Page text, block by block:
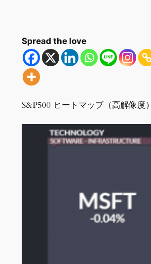
Spread the love
S&P500 ヒートマップ（高解像度）